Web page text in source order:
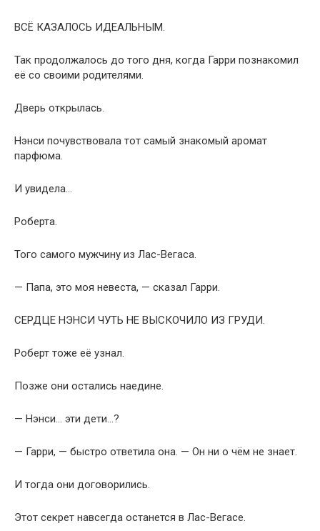
ВСЁ КАЗАЛОСЬ ИДЕАЛЬНЫМ.
Так продолжалось до того дня, когда Гарри познакомил
её со своими родителями.
Дверь открылась.
Нэнси почувствовала тот самый знакомый аромат
парфюма.
И увидела…
Роберта.
Того самого мужчину из Лас-Вегаса.
— Папа, это моя невеста, — сказал Гарри.
СЕРДЦЕ НЭНСИ ЧУТЬ НЕ ВЫСКОЧИЛО ИЗ ГРУДИ.
Роберт тоже её узнал.
Позже они остались наедине.
— Нэнси… эти дети…?
— Гарри, — быстро ответила она. — Он ни о чём не знает.
И тогда они договорились.
Этот секрет навсегда останется в Лас-Вегасе.